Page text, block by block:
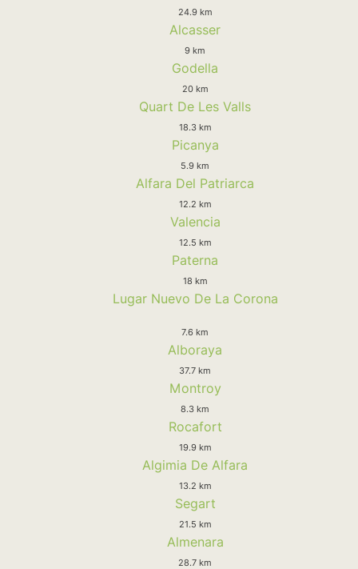
24.9 km
Alcasser
9 km
Godella
20 km
Quart De Les Valls
18.3 km
Picanya
5.9 km
Alfara Del Patriarca
12.2 km
Valencia
12.5 km
Paterna
18 km
Lugar Nuevo De La Corona
7.6 km
Alboraya
37.7 km
Montroy
8.3 km
Rocafort
19.9 km
Algimia De Alfara
13.2 km
Segart
21.5 km
Almenara
28.7 km